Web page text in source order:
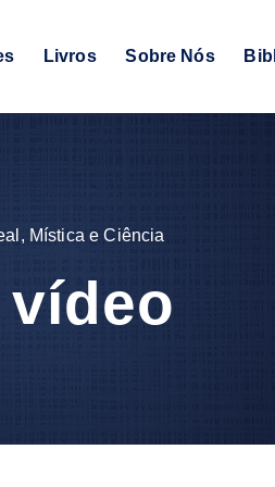
Livros Sobre Nós
Mística e Ciência
vídeo